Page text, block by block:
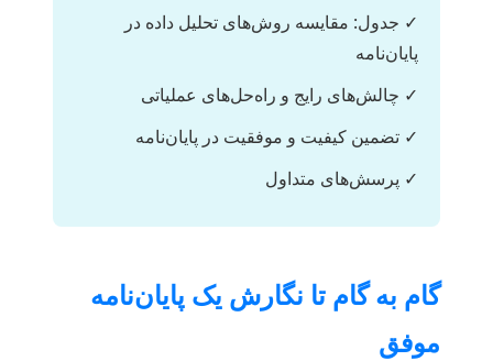
✓ جدول: مقایسه روش‌های تحلیل داده در
پایان‌نامه
✓ چالش‌های رایج و راه‌حل‌های عملیاتی
✓ تضمین کیفیت و موفقیت در پایان‌نامه
✓ پرسش‌های متداول
گام به گام تا نگارش یک پایان‌نامه
موفق